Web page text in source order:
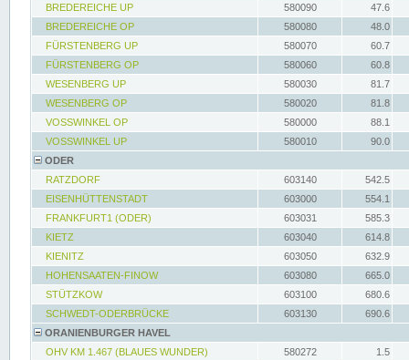
BREDEREICHE UP
580090
47.6
BREDEREICHE OP
580080
48.0
FÜRSTENBERG UP
580070
60.7
FÜRSTENBERG OP
580060
60.8
WESENBERG UP
580030
81.7
WESENBERG OP
580020
81.8
VOSSWINKEL OP
580000
88.1
VOSSWINKEL UP
580010
90.0
ODER
RATZDORF
603140
542.5
EISENHÜTTENSTADT
603000
554.1
FRANKFURT1 (ODER)
603031
585.3
KIETZ
603040
614.8
KIENITZ
603050
632.9
HOHENSAATEN-FINOW
603080
665.0
STÜTZKOW
603100
680.6
SCHWEDT-ODERBRÜCKE
603130
690.6
ORANIENBURGER HAVEL
OHV KM 1.467 (BLAUES WUNDER)
580272
1.5